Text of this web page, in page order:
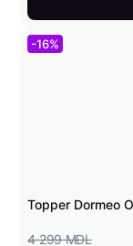
-16%
Topper Dormeo
4 299 MDL